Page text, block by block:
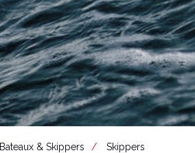
Bateaux & Skippers Skippers